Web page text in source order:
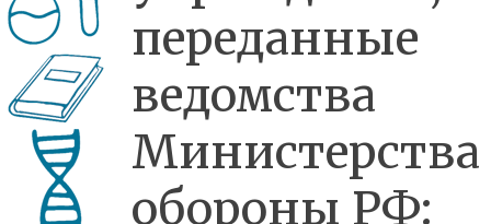
переданные
ведомства
Министерства
обороны РФ: